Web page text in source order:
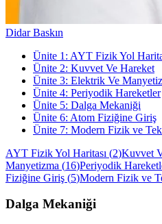
Didar Baskın
Ünite 1 : AYT Fizik Yol
Ünite 2: Kuvvet Ve Hareket
Ünite 3: Elektrik Ve
Ünite 4: Periyodik Hareketler
Ünite 5: Dalga Mekaniği
Ünite 6: Atom Fiziğine Giriş
Ünite 7: Modern Fizik ve
AYT Fizik Yol Haritası (2)Kuvvet
Manyetizma (16)Periyodik
Fiziğine Giriş (5)Modern Fizik ve
Dalga Mekaniği